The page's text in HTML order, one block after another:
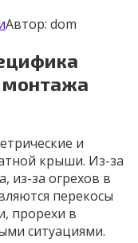
Автор: dom
монтажа
и
крыши. Из-за
из-за огрехов в
перекосы
прорехи в
ситуациями.